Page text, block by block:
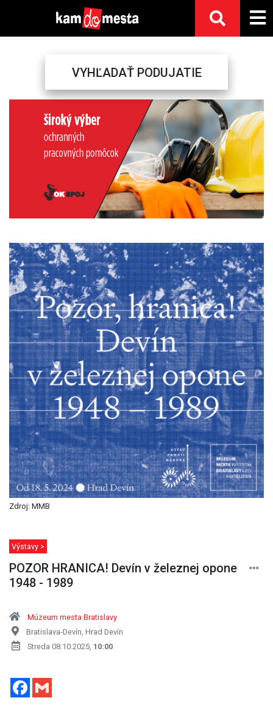
VYHĽADAŤ PODUJATIE
Next
Zdroj: MMB
Výstavy >
POZOR HRANICA! Devín v železnej opone
1948 - 1989
Múzeum mesta Bratislavy
Bratislava-Devín, Hrad Devín
Streda 08.10.2025, 10:00
Facebook